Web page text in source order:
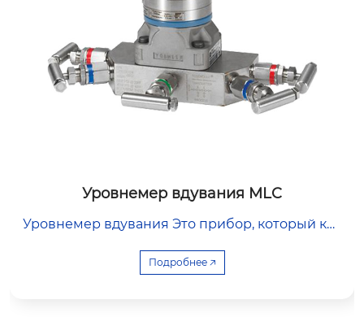
Уровнемер вдувания MLC
Уровнемер вдувания Это прибор, который кос
ю продувки. Его самым большим преимущест
Подробнее 🡥